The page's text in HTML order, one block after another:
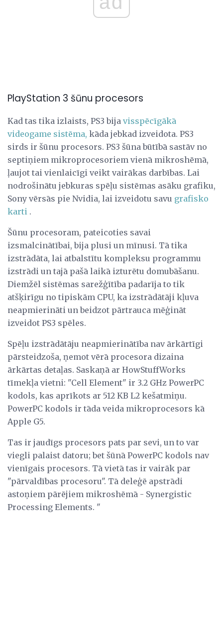
PlayStation 3 šūnu procesors
Kad tas tika izlaists, PS3 bija visspēcīgākā
videogame sistēma, kāda jebkad izveidota. PS3
sirds ir šūnu procesors. PS3 šūna būtībā sastāv no
septiņiem mikroprocesoriem vienā mikroshēmā,
ļaujot tai vienlaicīgi veikt vairākas darbības. Lai
nodrošinātu jebkuras spēļu sistēmas asāku grafiku,
Sony vērsās pie Nvidia, lai izveidotu savu grafisko
karti .
Šūnu procesoram, pateicoties savai
izsmalcinātībai, bija plusi un mīnusi. Tā tika
izstrādāta, lai atbalstītu kompleksu programmu
izstrādi un tajā pašā laikā izturētu domubāšanu.
Diemžēl sistēmas sarežģītība padarīja to tik
atšķirīgu no tipiskām CPU, ka izstrādātāji kļuva
neapmierināti un beidzot pārtrauca mēģināt
izveidot PS3 spēles.
Spēļu izstrādātāju neapmierinātība nav ārkārtīgi
pārsteidzoša, ņemot vērā procesora dizaina
ārkārtas detaļas. Saskaņā ar HowStuffWorks
tīmekļa vietni: "Cell Element" ir 3.2 GHz PowerPC
kodols, kas aprīkots ar 512 KB L2 kešatmiņu.
PowerPC kodols ir tāda veida mikroprocesors kā
Apple G5.
Tas ir jaudīgs procesors pats par sevi, un to var
viegli palaist datoru; bet šūnā PowerPC kodols nav
vienīgais procesors. Tā vietā tas ir vairāk par
"pārvaldības procesoru". Tā deleģē apstrādi
astoņiem pārējiem mikroshēmā - Synergistic
Processing Elements. "